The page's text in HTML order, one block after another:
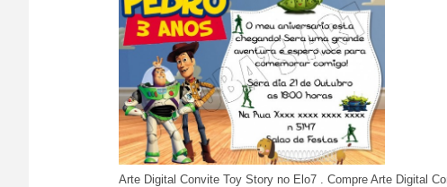
Arte Digital Convite Toy Story no Elo7 . Compre Arte Digital